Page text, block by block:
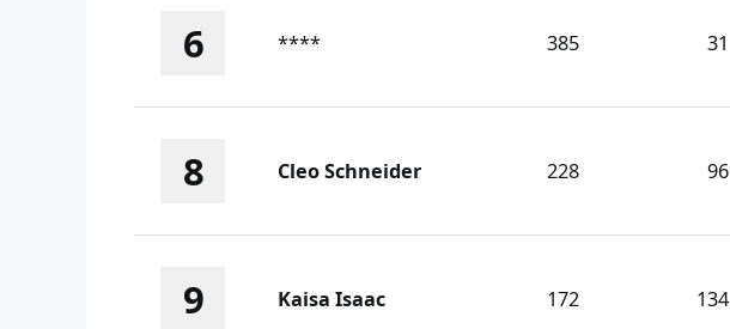
6 **** 385 31
8 Cleo Schneider 228 96
9 Kaisa Isaac 172 134